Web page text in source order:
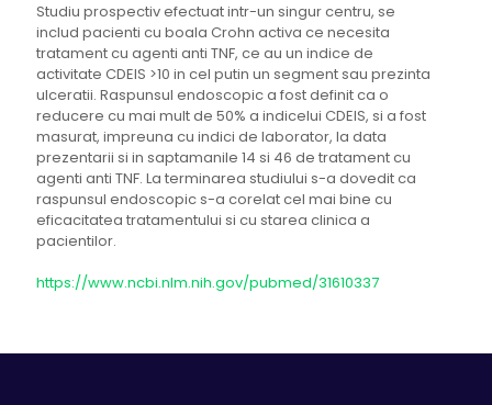
Studiu prospectiv efectuat intr-un singur centru, se
includ pacienti cu boala Crohn activa ce necesita
tratament cu agenti anti TNF, ce au un indice de
activitate CDEIS >10 in cel putin un segment sau prezinta
ulceratii. Raspunsul endoscopic a fost definit ca o
reducere cu mai mult de 50% a indicelui CDEIS, si a fost
masurat, impreuna cu indici de laborator, la data
prezentarii si in saptamanile 14 si 46 de tratament cu
agenti anti TNF. La terminarea studiului s-a dovedit ca
raspunsul endoscopic s-a corelat cel mai bine cu
eficacitatea tratamentului si cu starea clinica a
pacientilor.
https://www.ncbi.nlm.nih.gov/pubmed/31610337